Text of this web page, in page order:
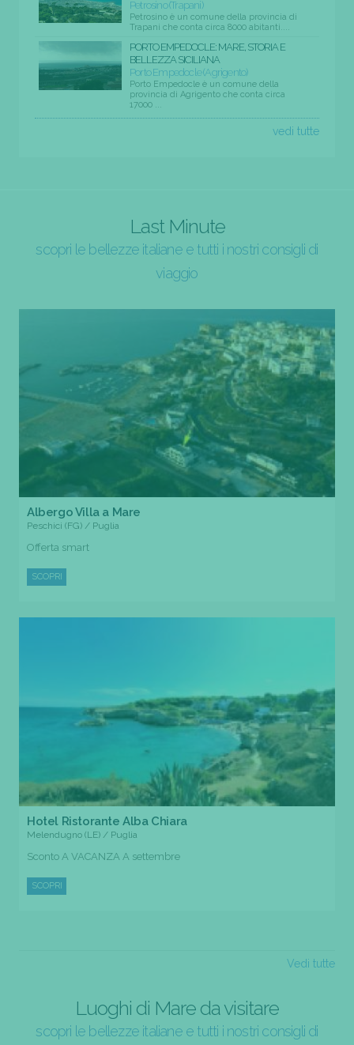
Petrosino (Trapani)
Petrosino è un comune della provincia di
Trapani che conta circa 8000 abitanti....
PORTO EMPEDOCLE: MARE, STORIA E
BELLEZZA SICILIANA
Porto Empedocle (Agrigento)
Porto Empedocle è un comune della
provincia di Agrigento che conta circa
17000 ...
vedi tutte
Last Minute
scopri le bellezze italiane e tutti i nostri consigli di
viaggio
Albergo Villa a Mare
Peschici (FG) / Puglia
Offerta smart
SCOPRI
Hotel Ristorante Alba Chiara
Melendugno (LE) / Puglia
Sconto A VACANZA A settembre
SCOPRI
Vedi tutte
Luoghi di Mare da visitare
scopri le bellezze italiane e tutti i nostri consigli di